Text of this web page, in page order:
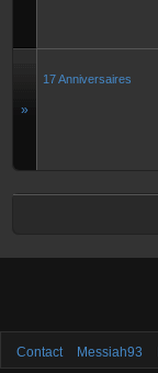
»
17 Anniversaires
Contact Messiah93